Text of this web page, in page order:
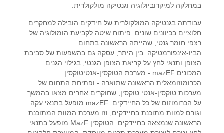
במחלקה למיקרוביולוגיה וגנטיקה מולקולרית
עבודתה בגנטיקה המולקולרית של חידקים הובילה למחקרים
חלוציים בכיוונים שונים: פיתוח שיטה לקביעת הומולוגיה של
רצפי חומר גנטי שהייתה הראשונה בתחום
הביו-אינפורמטיקה בין היתר עסקה גם בהשפעות של סביבת
הצופן ותנאי לחץ על קריאת הצופן הגנטי
בגילוי הגֵנים
המכונים mazEF
- מערכת הטוקסין-אנטיטוקסין
הכרומוזומאלית הראשונה שתוארה - ופתיחת התחום של
מערכות טוקסין-אנטי טוקסין שחוקרים אחרים מצאו בהמשך
על הכרומוזום של כל החיידקים
mazEF מופעל בתנאי עקה
וגורם למוות מתוכנת בחיידקים
וזו מערכת המוות המתוכנת
הראשונה שנמצאה בחיידקים
הטוקסין MazF מופעל בתנאי